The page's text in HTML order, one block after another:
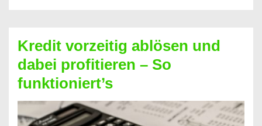
Kredit
berechnen
–
Mit
diesen
Kredit vorzeitig ablösen und
dabei profitieren – So
funktioniert’s